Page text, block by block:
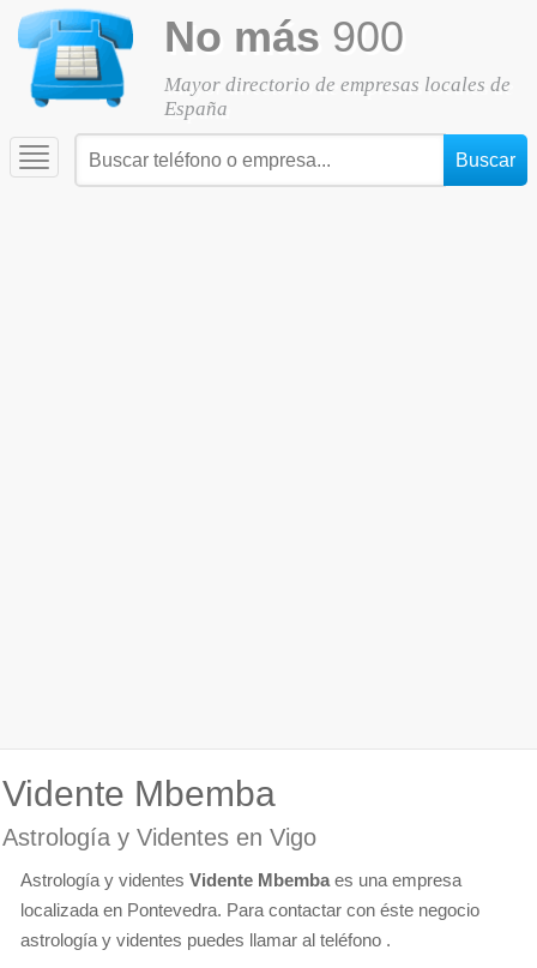
No más 900
Mayor directorio de empresas locales de
España
Toggle
navigation
Vidente Mbemba
Astrología y Videntes en Vigo
Astrología y videntes Vidente Mbemba es una empresa
localizada en Pontevedra. Para contactar con éste negocio
astrología y videntes puedes llamar al teléfono .